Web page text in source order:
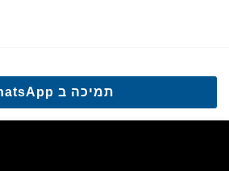
תמיכה ב WhatsApp